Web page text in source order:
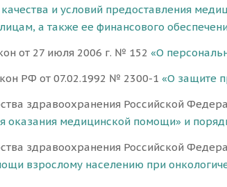
и условий предоставления
а также ее финансового
от 27 июля 2006 г. № 152 «О
РФ от 07.02.1992 № 2300-1 «О защите
здравоохранения Российской
оказания медицинской помощи» и
здравоохранения Российской
взрослому населению при